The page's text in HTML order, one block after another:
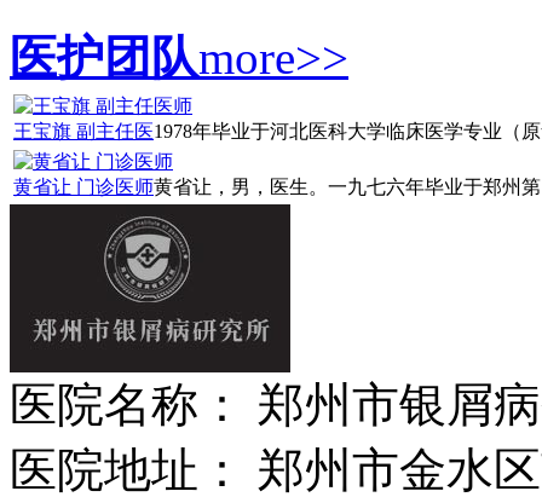
医护团队more>>
王宝旗 副主任医1978年毕业于河北医科大学临床医学专业（
黄省让 门诊医师黄省让，男，医生。一九七六年毕业于郑州
医院名称： 郑州市银屑
医院地址： 郑州市金水